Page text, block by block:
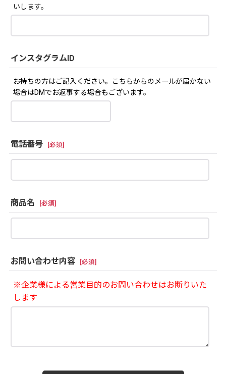
いします。
インスタグラムID
お持ちの方はご記入ください。こちらからのメールが届かない
場合はDMでお返事する場合もございます。
電話番号 [必須]
商品名 [必須]
お問い合わせ内容 [必須]
※企業様による営業目的のお問い合わせはお断りいた
します